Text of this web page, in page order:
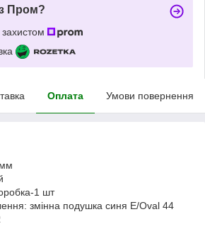
Пром?
Оплата Умови повернення
1 шт
змінна подушка синя E/Oval 44